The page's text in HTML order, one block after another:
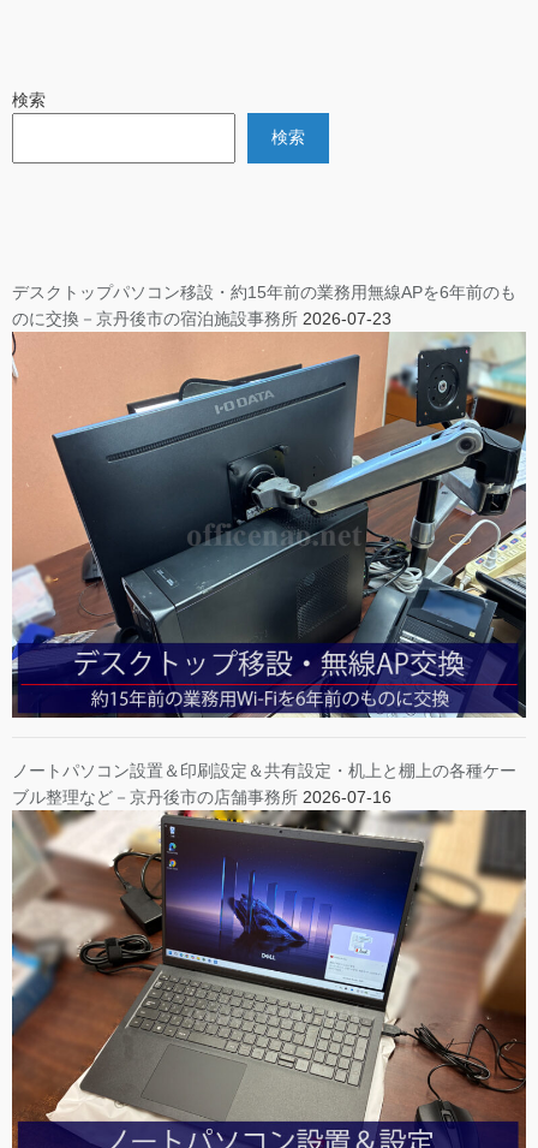
検索
検索
デスクトップパソコン移設・約15年前の業務用無線APを6年前のも
のに交換－京丹後市の宿泊施設事務所 2026-07-23
ノートパソコン設置＆印刷設定＆共有設定・机上と棚上の各種ケー
ブル整理など－京丹後市の店舗事務所 2026-07-16